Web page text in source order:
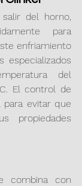
del horno,
para
enfriamiento
especializados
del
El control de
para evitar que
propiedades
combina con